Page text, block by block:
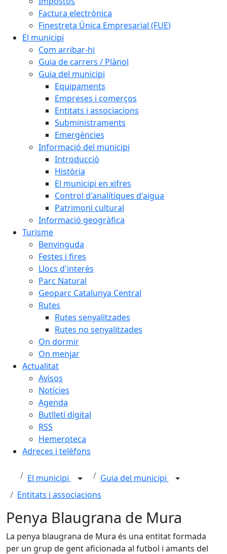
Factura electrònica
Finestreta Única Empresarial (FUE)
El municipi
Com arribar-hi
Guia de carrers / Plànol
Guia del municipi
Equipaments
Empreses i comerços
Entitats i associacions
Subministraments
Emergències
Informació del municipi
Introducció
Història
El municipi en xifres
Control d'analítiques d'aigua
Patrimoni cultural
Informació geogràfica
Turisme
Benvinguda
Festes i fires
Llocs d'interès
Parc Natural
Geoparc Catalunya Central
Rutes
Rutes senyalitzades
Rutes no senyalitzades
On dormir
On menjar
Actualitat
Avisos
Notícies
Agenda
Butlletí digital
RSS
Hemeroteca
Adreces i telèfons
El municipi
Guia del municipi
Entitats i associacions
Penya Blaugrana de Mura
La penya blaugrana de Mura és una entitat formada
per un grup de gent aficionada al futbol i amants del